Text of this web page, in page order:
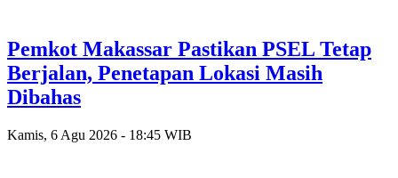
Pemkot Makassar Pastikan PSEL Tetap
Berjalan, Penetapan Lokasi Masih
Dibahas
Kamis, 6 Agu 2026 - 18:45 WIB